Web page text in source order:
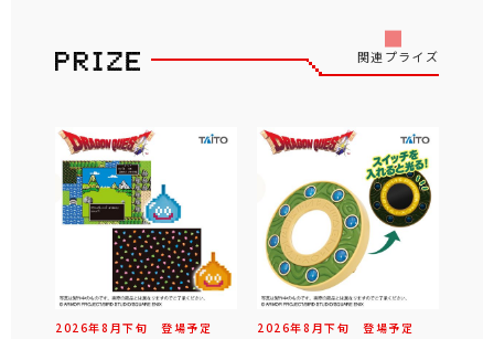
関連プライズ
2026年8 月下旬 登場予定 2026年8 月下旬 登場予定